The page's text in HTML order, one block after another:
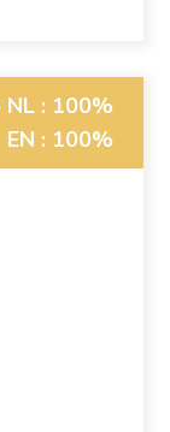
NL : 100%
EN : 100%